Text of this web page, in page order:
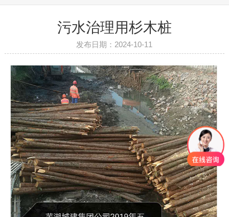
污水治理用杉木桩
发布日期：2024-10-11